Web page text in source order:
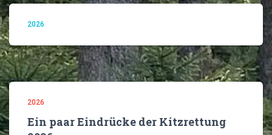
2026
2026
Ein paar Eindrücke der Kitzrettung